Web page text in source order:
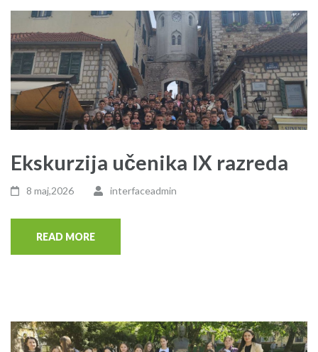
Ekskurzija učenika IX razreda
8 maj,2026 interfaceadmin
READ MORE